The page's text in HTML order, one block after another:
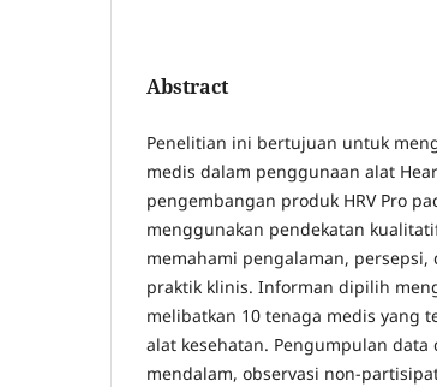
Abstract
Penelitian ini bertujuan untuk
medis dalam penggunaan alat
pengembangan produk HRV Pro
menggunakan pendekatan
memahami pengalaman,
praktik klinis. Informan dipilih
melibatkan 10 tenaga medis yang
alat kesehatan. Pengumpulan
mendalam, observasi non-